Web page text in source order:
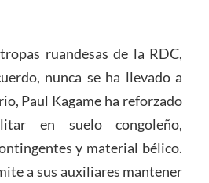
ruandesas de la RDC,
nunca se ha llevado a
Paul Kagame ha reforzado
en suelo congoleño,
y material bélico.
a sus auxiliares mantener